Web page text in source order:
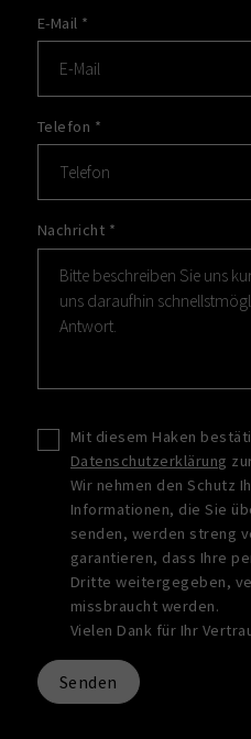
E-Mail *
Telefon *
Nachricht *
Mit diesem Haken
Datenschutzerklärung
Wir nehmen den Schutz
Informationen, die Sie
senden, werden streng
garantieren, dass Ihre
Dritte weitergegeben,
missbraucht werden.
Vielen Dank für Ihr
Senden